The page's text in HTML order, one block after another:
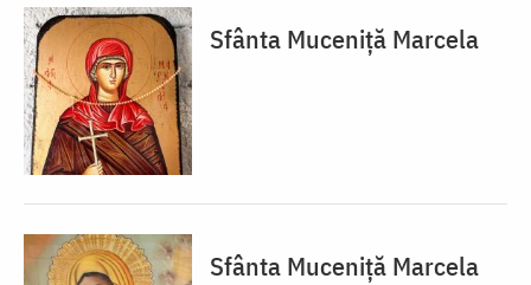
Sfânta Muceniță Marcela
Sfânta Muceniță Marcela